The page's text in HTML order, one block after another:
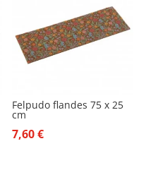
Felpudo flandes 75 x 25
cm
7,60€